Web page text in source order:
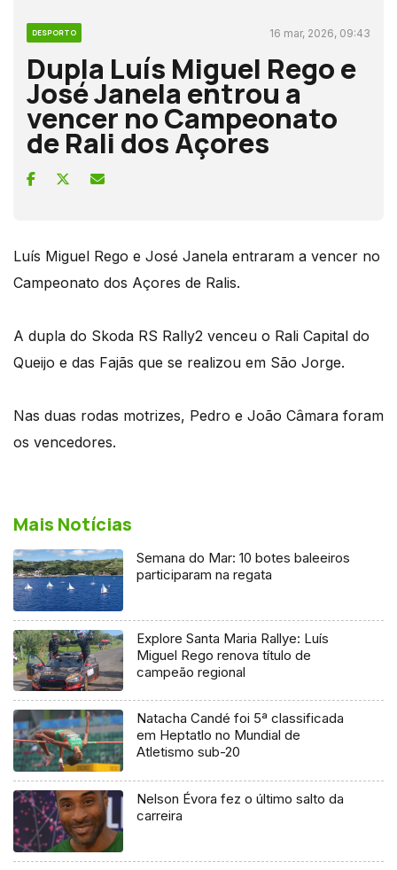
DESPORTO 16 mar, 2026, 09:43
Dupla Luís Miguel Rego e
José Janela entrou a
vencer no Campeonato
de Rali dos Açores
Luís Miguel Rego e José Janela entraram a vencer no
Campeonato dos Açores de Ralis.
A dupla do Skoda RS Rally2 venceu o Rali Capital do
Queijo e das Fajãs que se realizou em São Jorge.
Nas duas rodas motrizes, Pedro e João Câmara foram
os vencedores.
Mais Notícias
Semana do Mar: 10 botes baleeiros
participaram na regata
Explore Santa Maria Rallye: Luís
Miguel Rego renova título de
campeão regional
Natacha Candé foi 5ª classificada
em Heptatlo no Mundial de
Atletismo sub-20
Nelson Évora fez o último salto da
carreira